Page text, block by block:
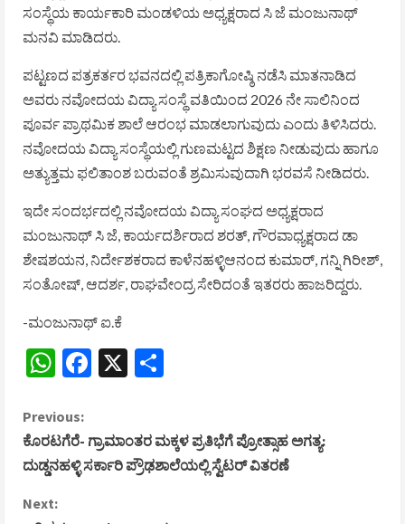
ಸಂಸ್ಥೆಯ ಕಾರ್ಯಕಾರಿ ಮಂಡಳಿಯ ಅಧ್ಯಕ್ಷರಾದ ಸಿ ಜೆ ಮಂಜುನಾಥ್
ಮನವಿ ಮಾಡಿದರು.
ಪಟ್ಟಣದ ಪತ್ರಕರ್ತರ ಭವನದಲ್ಲಿ ಪತ್ರಿಕಾಗೋಷ್ಠಿ ನಡೆಸಿ ಮಾತನಾಡಿದ
ಅವರು ನವೋದಯ ವಿದ್ಯಾ ಸಂಸ್ಥೆ ವತಿಯಿಂದ 2026 ನೇ ಸಾಲಿನಿಂದ
ಪೂರ್ವ ಪ್ರಾಥಮಿಕ ಶಾಲೆ ಆರಂಭ ಮಾಡಲಾಗುವುದು ಎಂದು ತಿಳಿಸಿದರು.
ನವೋದಯ ವಿದ್ಯಾ ಸಂಸ್ಥೆಯಲ್ಲಿ ಗುಣಮಟ್ಟದ ಶಿಕ್ಷಣ ನೀಡುವುದು ಹಾಗೂ
ಅತ್ಯುತ್ತಮ ಫಲಿತಾಂಶ ಬರುವಂತೆ ಶ್ರಮಿಸುವುದಾಗಿ ಭರವಸೆ ನೀಡಿದರು.
ಇದೇ ಸಂದರ್ಭದಲ್ಲಿ ನವೋದಯ ವಿದ್ಯಾ ಸಂಘದ ಅಧ್ಯಕ್ಷರಾದ
ಮಂಜುನಾಥ್‌ ಸಿ ಜೆ, ಕಾರ್ಯದರ್ಶಿರಾದ ಶರತ್, ಗೌರವಾಧ್ಯಕ್ಷರಾದ ಡಾ
ಶೇಷಶಯನ, ನಿರ್ದೇಶಕರಾದ ಕಾಳೆನಹಳ್ಳಿಆನಂದ ಕುಮಾರ್, ಗನ್ನಿ ಗಿರೀಶ್,
ಸಂತೋಷ್‌, ಆದರ್ಶ, ರಾಘವೇಂದ್ರ ಸೇರಿದಂತೆ ಇತರರು ಹಾಜರಿದ್ದರು.
-ಮಂಜುನಾಥ್ ಐ.ಕೆ
WhatsApp
Facebook
X
C
o
n
Previous:
ಕೊರಟಗೆರೆ- ಗ್ರಾಮಾಂತರ ಮಕ್ಕಳ ಪ್ರತಿಭೆಗೆ ಪ್ರೋತ್ಸಾಹ ಅಗತ್ಯ:
ದುಡ್ಡನಹಳ್ಳಿ ಸರ್ಕಾರಿ ಪ್ರೌಢಶಾಲೆಯಲ್ಲಿ ಸ್ವೆಟರ್ ವಿತರಣೆ
Next: